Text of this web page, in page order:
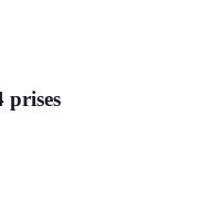
prises